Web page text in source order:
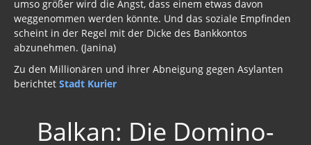
umso größer wird die Angst, dass einem etwas davon
weggenommen werden könnte. Und das soziale Empfinden
scheint in der Regel mit der Dicke des Bankkontos
abzunehmen. (Janina)
Zu den Millionären und ihrer Abneigung gegen Asylanten
berichtet Stadt Kurier
Balkan: Die Domino-